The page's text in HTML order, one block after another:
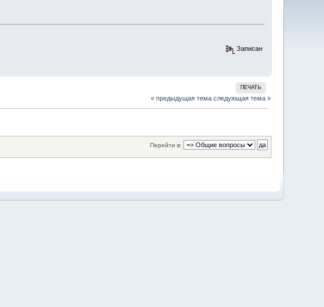
Записан
ПЕЧАТЬ
« предыдущая тема следующая тема »
Перейти в: